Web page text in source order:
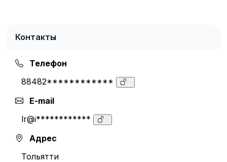
Контакты
Телефон
88482************
E-mail
lr@i************
Адрес
Тольятти